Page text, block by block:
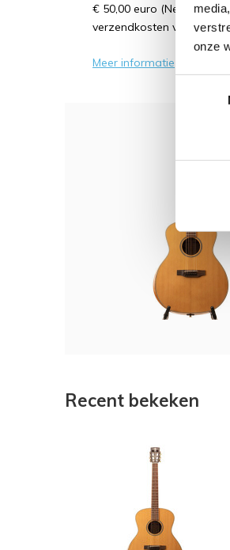
onze
€ 50,00 euro (Nederland
verzendkosten voor een
Meer informatie
Recent bekeken